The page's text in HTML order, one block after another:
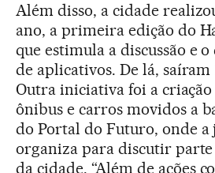
Além disso, a cidade
ano, a primeira edição do
que estimula a discussão e
de aplicativos. De lá, saíram
Outra iniciativa foi a
ônibus e carros movidos a
do Portal do Futuro, onde a
organiza para discutir
da cidade. “Além de ações